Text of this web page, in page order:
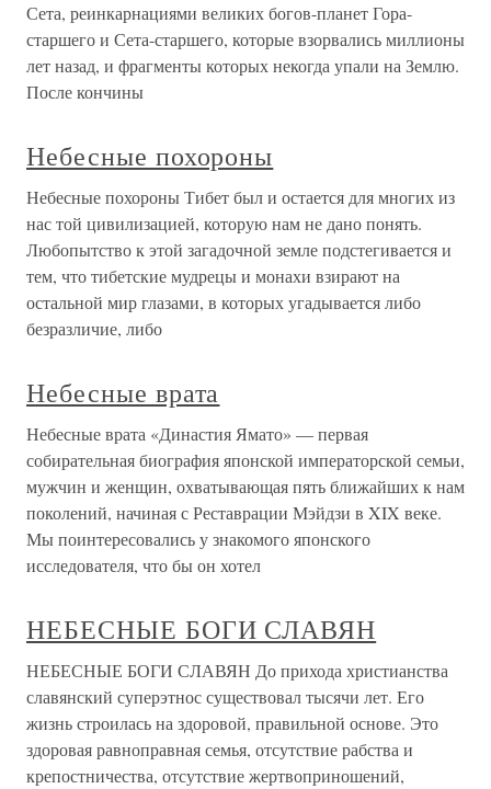
Сета, реинкарнациями великих богов-планет Гора-
старшего и Сета-старшего, которые взорвались миллионы
лет назад, и фрагменты которых некогда упали на Землю.
После кончины
Небесные похороны
Небесные похороны Тибет был и остается для многих из
нас той цивилизацией, которую нам не дано понять.
Любопытство к этой загадочной земле подстегивается и
тем, что тибетские мудрецы и монахи взирают на
остальной мир глазами, в которых угадывается либо
безразличие, либо
Небесные врата
Небесные врата «Династия Ямато» — первая
собирательная биография японской императорской семьи,
мужчин и женщин, охватывающая пять ближайших к нам
поколений, начиная с Реставрации Мэйдзи в XIX веке.
Мы поинтересовались у знакомого японского
исследователя, что бы он хотел
НЕБЕСНЫЕ БОГИ СЛАВЯН
НЕБЕСНЫЕ БОГИ СЛАВЯН До прихода христианства
славянский суперэтнос существовал тысячи лет. Его
жизнь строилась на здоровой, правильной основе. Это
здоровая равноправная семья, отсутствие рабства и
крепостничества, отсутствие жертвоприношений,